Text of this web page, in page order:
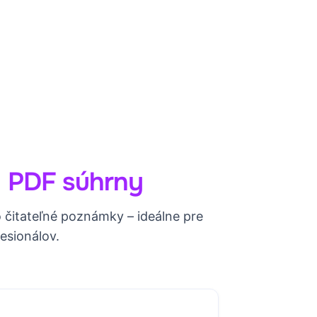
PDF súhrny
poznámky – ideálne pre